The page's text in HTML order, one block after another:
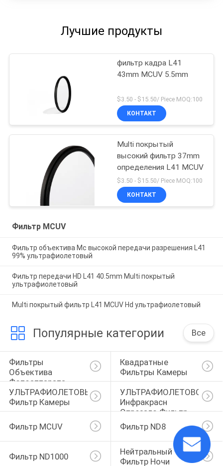
Лучшие продукты
фильтр кадра L41
43mm MCUV 5.5mm
$3.50 - $15.50/ Piece MOQ:100
КОНТАКТ
Multi покрытый
высокий фильтр 37mm
определения L41 MCUV
$3.50 - $15.50/ Piece MOQ:100
КОНТАКТ
Фильтр MCUV
Фильтр объектива Mc высокой передачи разрешения L41
99% ультрафиолетовый
Фильтр передачи HD L41 40.5mm Multi покрытый
ультрафиолетовый
Multi покрытый фильтр L41 MCUV Hd ультрафиолетовый
Популярные категории Все
Фильтры
Объектива
Фотоаппарата
Квадратные
Фильтры Камеры
УЛЬТРАФИОЛЕТОВЫЙ
Фильтр Камеры
УЛЬТРАФИОЛЕТОВОЕ
Инфракрасн
Отрезало Фильтр
Фильтр MCUV
Фильтр ND8
Фильтр ND1000
Нейтральный
Фильтр Ночи